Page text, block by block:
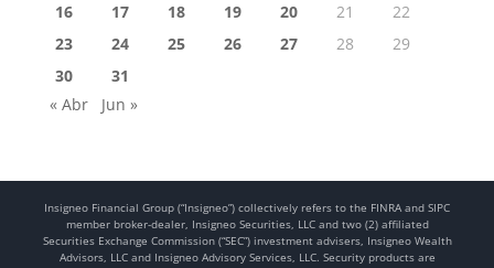
16
17 18 19 20 21
22
23
24 25 26 27 28
29
30
31
« Abr
Jun »
Insigneo Financial Group (“Insigneo”) collectively refers to the FINRA and SIPC
member broker-dealer, Insigneo Securities, LLC and two (2) affiliated
Securities Exchange Commission (“SEC”) investment advisers, Insigneo Wealth
Advisors, LLC and Insigneo Advisory Services, LLC. Security products are